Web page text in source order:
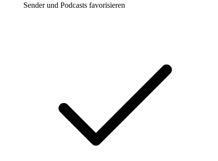
Sender und Podcasts favorisieren